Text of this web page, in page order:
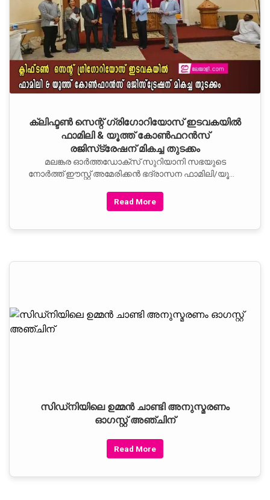
ക്ലിഫ്ടണ്‍ സെന്റ് ഗ്രിഗോറിയോസ് ഇടവകയില്‍
ഫാമിലി & യൂത്ത് കോണ്‍ഫറന്‍സ്
രജിസ്‌ട്രേഷന് മികച്ച തുടക്കം
മലങ്കര ഓര്‍ത്തഡോക്‌സ് സുറിയാനി സഭയുടെ
നോര്‍ത്ത് ഈസ്റ്റ് അമേരിക്കന്‍ ഭദ്രാസന ഫാമിലി/യൂത്ത്
Read More
സിഡ്‌നിയിലെ ഉമ്മന്‍ ചാണ്ടി അനുസ്മരണം
ഓഗസ്റ്റ് അഞ്ചിന്
Read More